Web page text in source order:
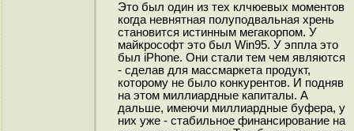
Это был один из тех клчюевых моментов
когда невнятная полуподвальная хрень
становится истинным мегакорпом. У
майкрософт это был Win95. У эппла это
был iPhone. Они стали тем чем являются
- сделав для массмаркета продукт,
которому не было конкурентов. И подняв
на этом миллиардные капиталы. А
дальше, имеючи миллиардные буфера, у
них уже - стабильное финансирование на